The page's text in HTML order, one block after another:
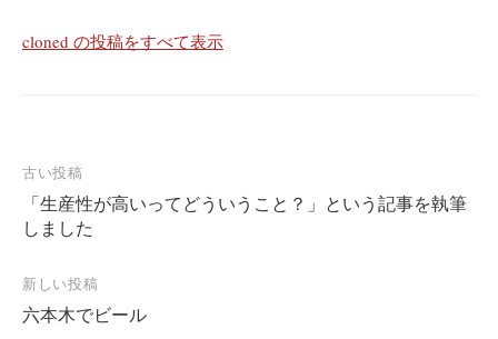
cloned の投稿をすべて表示
投
稿
ナ
ビ
ゲ
古い投稿
「生産性が高いってどういうこと？」という記事を執筆
しました
新しい投稿
六本木でビール